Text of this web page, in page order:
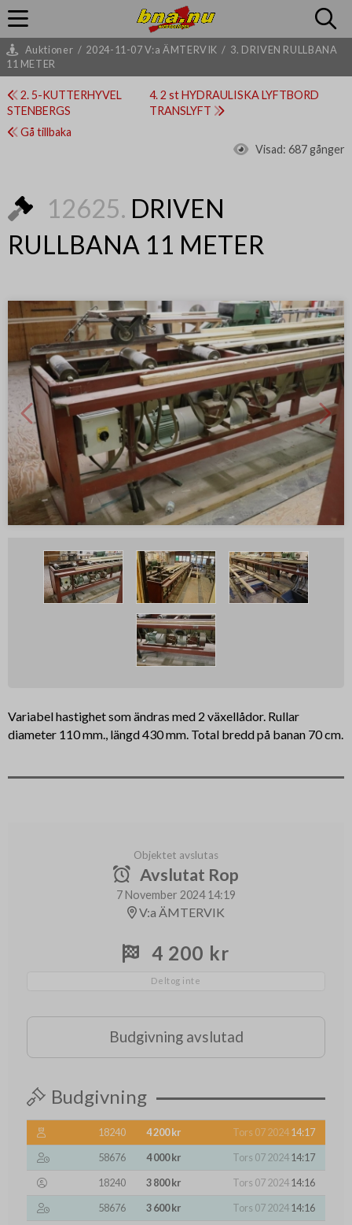
Auktioner / 2024-11-07 V:a ÄMTERVIK / 3. DRIVEN RULLBANA
11 METER
2. 5-KUTTERHYVEL
STENBERGS
4. 2 st HYDRAULISKA LYFTBORD
TRANSLYFT
Gå tillbaka
Visad: 687 gånger
12625. DRIVEN
RULLBANA 11 METER
Variabel hastighet som ändras med 2 växellådor. Rullar
diameter 110 mm., längd 430 mm. Total bredd på banan 70 cm.
Objektet avslutas
Avslutat Rop
7 November 2024 14:19
V:a ÄMTERVIK
4 200 kr
Deltog inte
Budgivning avslutad
Budgivning
18240 4 200 kr Tors 07 202414:17
58676
4 000 kr Tors 07 202414:17
18240
3 800 kr Tors 07 202414:16
58676
3 600 kr Tors 07 202414:16